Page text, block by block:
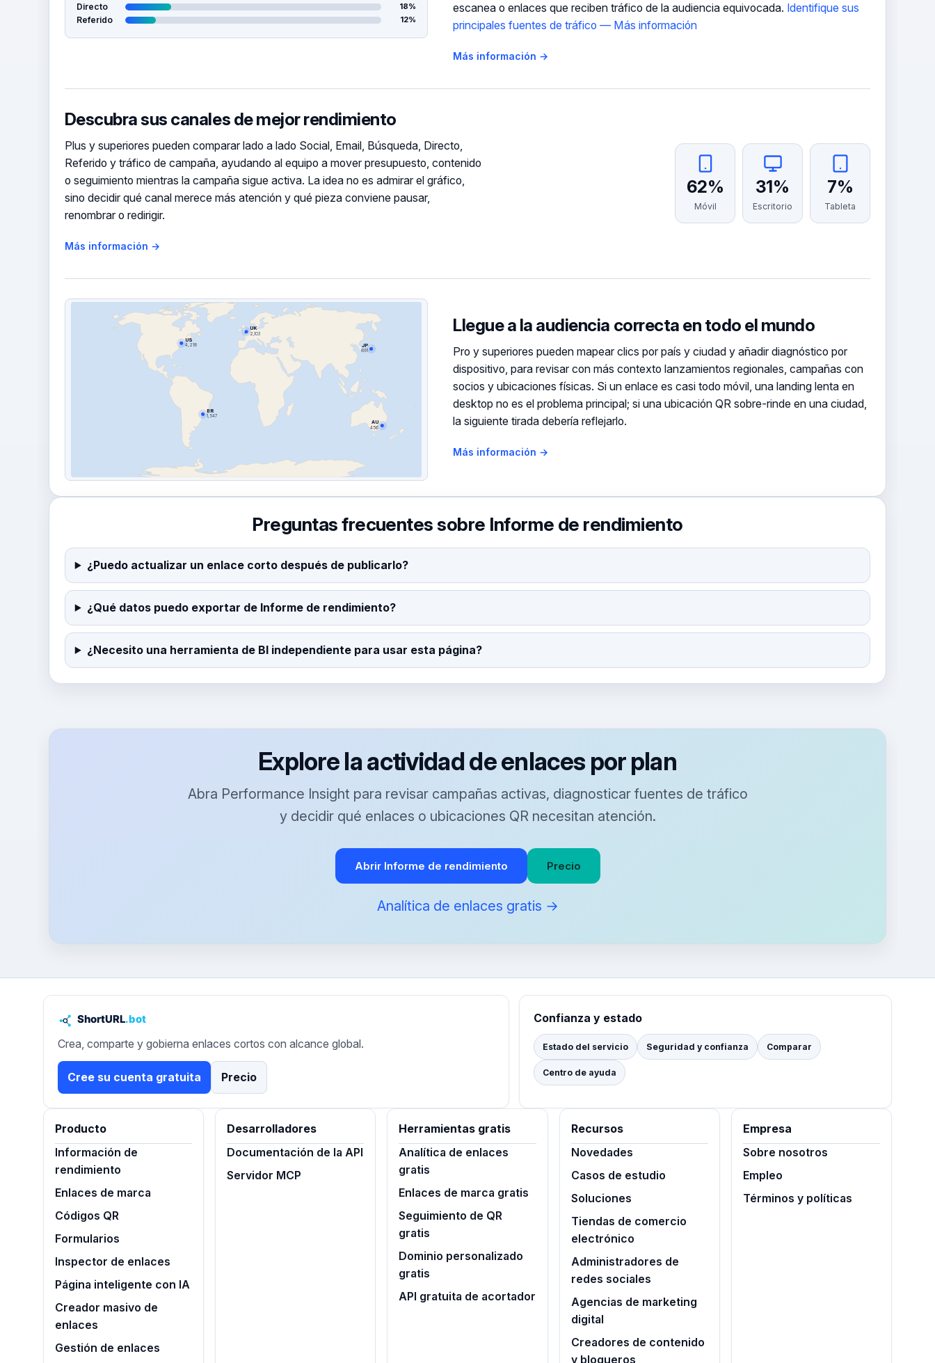
Directo 18%
Referido 12%
escanea o enlaces que reciben tráfico de la audiencia equivocada. Identifique sus
principales fuentes de tráfico — Más información
Más información →
62%
Móvil
31%
Escritorio
7%
Tableta
Descubra sus canales de mejor rendimiento
Plus y superiores pueden comparar lado a lado Social, Email, Búsqueda, Directo,
Referido y tráfico de campaña, ayudando al equipo a mover presupuesto, contenido
o seguimiento mientras la campaña sigue activa. La idea no es admirar el gráfico,
sino decidir qué canal merece más atención y qué pieza conviene pausar,
renombrar o redirigir.
Más información →
US
4,218
UK
2,103
BR
1,547
JP
891
AU
456
Llegue a la audiencia correcta en todo el mundo
Pro y superiores pueden mapear clics por país y ciudad y añadir diagnóstico por
dispositivo, para revisar con más contexto lanzamientos regionales, campañas con
socios y ubicaciones físicas. Si un enlace es casi todo móvil, una landing lenta en
desktop no es el problema principal; si una ubicación QR sobre-rinde en una ciudad,
la siguiente tirada debería reflejarlo.
Más información →
Preguntas frecuentes sobre Informe de rendimiento
¿Puedo actualizar un enlace corto después de publicarlo?
¿Qué datos puedo exportar de Informe de rendimiento?
¿Necesito una herramienta de BI independiente para usar esta página?
Explore la actividad de enlaces por plan
Abra Performance Insight para revisar campañas activas, diagnosticar fuentes de tráfico
y decidir qué enlaces o ubicaciones QR necesitan atención.
Abrir Informe de rendimiento Precio
Analítica de enlaces gratis →
Crea, comparte y gobierna enlaces cortos con alcance global.
Cree su cuenta gratuita Precio
Confianza y estado
Estado del servicio Seguridad y confianza Comparar
Centro de ayuda
Producto
Información de
rendimiento
Enlaces de marca
Códigos QR
Formularios
Inspector de enlaces
Página inteligente con IA
Creador masivo de
enlaces
Gestión de enlaces
Desarrolladores
Documentación de la API
Servidor MCP
Herramientas gratis
Analítica de enlaces
gratis
Enlaces de marca gratis
Seguimiento de QR
gratis
Dominio personalizado
gratis
API gratuita de acortador
Recursos
Novedades
Casos de estudio
Soluciones
Tiendas de comercio
electrónico
Administradores de
redes sociales
Agencias de marketing
digital
Creadores de contenido
y blogueros
Empresa
Sobre nosotros
Empleo
Términos y políticas